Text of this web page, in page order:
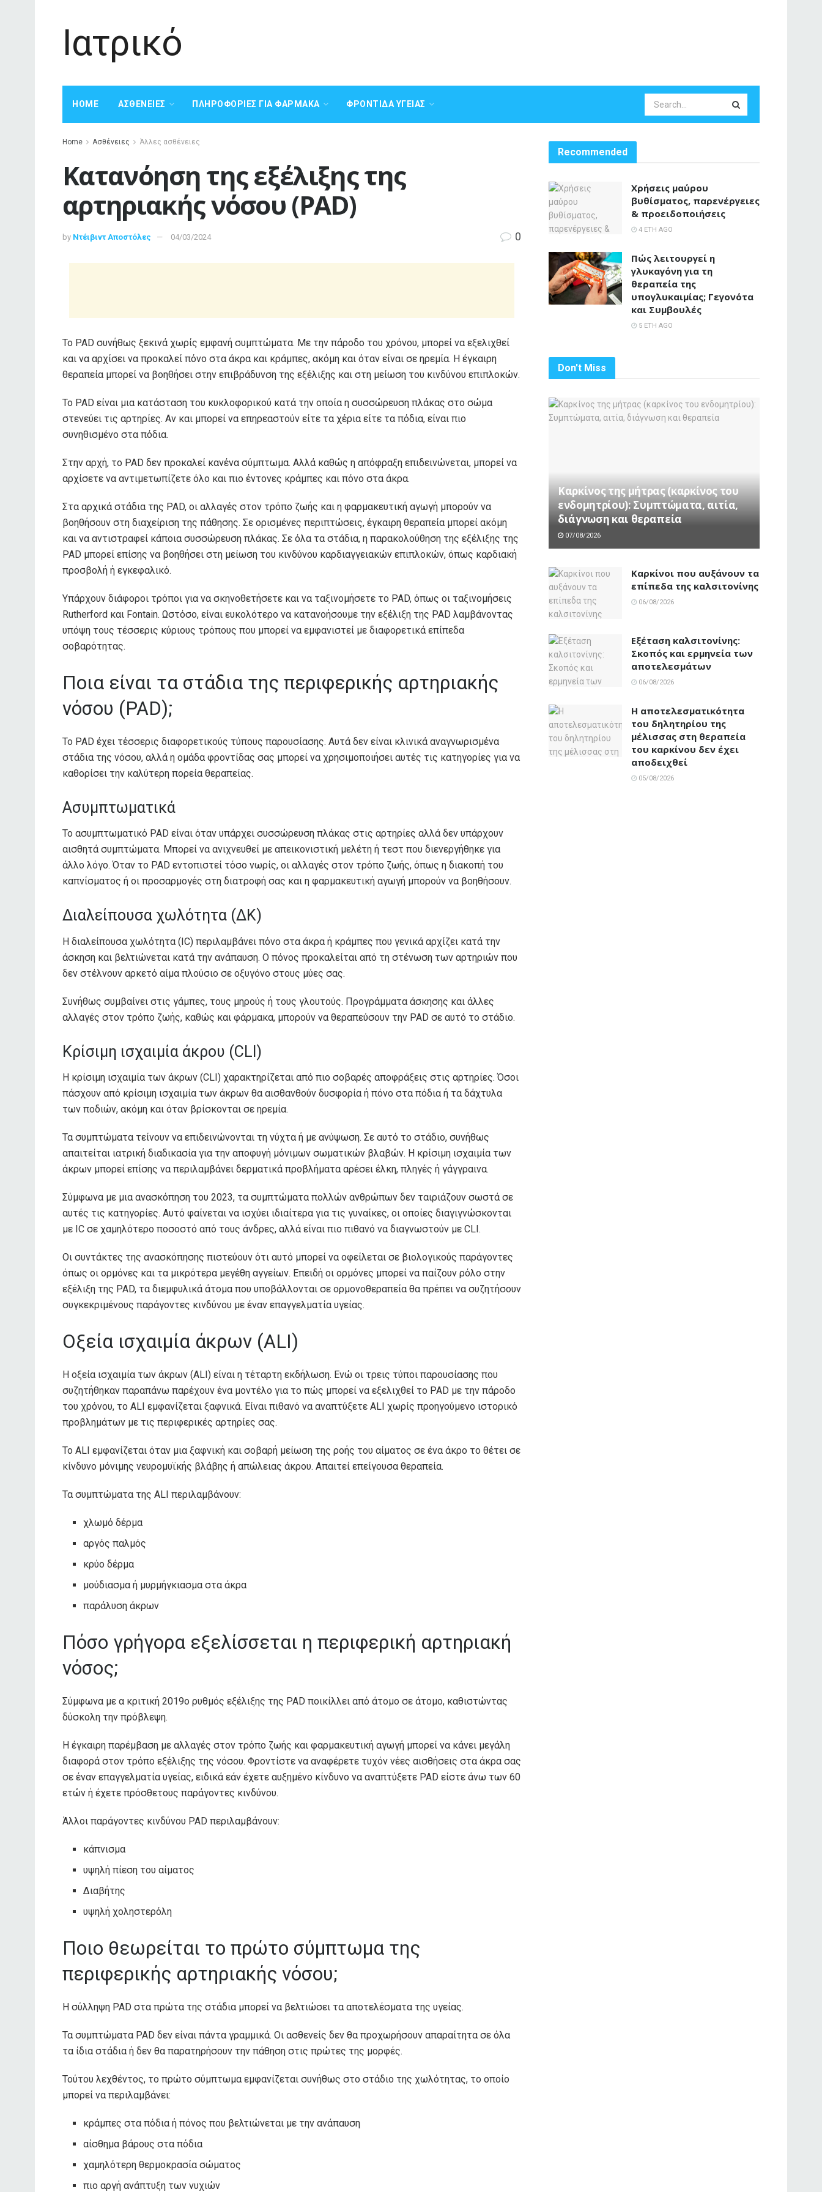
Ιατρικό
HOME ΑΣΘΈΝΕΙΕΣ ΠΛΗΡΟΦΟΡΊΕΣ ΓΙΑ ΦΆΡΜΑΚΑ ΦΡΟΝΤΊΔΑ ΥΓΕΊΑΣ
Home Ασθένειες Άλλες ασθένειες
Κατανόηση της εξέλιξης της
αρτηριακής νόσου (PAD)
by Ντέιβιντ Αποστόλες 04/03/2024 0
Το PAD συνήθως ξεκινά χωρίς εμφανή συμπτώματα. Με την πάροδο του χρόνου, μπορεί να εξελιχθεί
και να αρχίσει να προκαλεί πόνο στα άκρα και κράμπες, ακόμη και όταν είναι σε ηρεμία. Η έγκαιρη
θεραπεία μπορεί να βοηθήσει στην επιβράδυνση της εξέλιξης και στη μείωση του κινδύνου επιπλοκών.
Το PAD είναι μια κατάσταση του κυκλοφορικού κατά την οποία η συσσώρευση πλάκας στο σώμα
στενεύει τις αρτηρίες. Αν και μπορεί να επηρεαστούν είτε τα χέρια είτε τα πόδια, είναι πιο
συνηθισμένο στα πόδια.
Στην αρχή, το PAD δεν προκαλεί κανένα σύμπτωμα. Αλλά καθώς η απόφραξη επιδεινώνεται, μπορεί να
αρχίσετε να αντιμετωπίζετε όλο και πιο έντονες κράμπες και πόνο στα άκρα.
Στα αρχικά στάδια της PAD, οι αλλαγές στον τρόπο ζωής και η φαρμακευτική αγωγή μπορούν να
βοηθήσουν στη διαχείριση της πάθησης. Σε ορισμένες περιπτώσεις, έγκαιρη θεραπεία μπορεί ακόμη
και να αντιστραφεί κάποια συσσώρευση πλάκας. Σε όλα τα στάδια, η παρακολούθηση της εξέλιξης της
PAD μπορεί επίσης να βοηθήσει στη μείωση του κινδύνου καρδιαγγειακών επιπλοκών, όπως καρδιακή
προσβολή ή εγκεφαλικό.
Υπάρχουν διάφοροι τρόποι για να σκηνοθετήσετε και να ταξινομήσετε το PAD, όπως οι ταξινομήσεις
Rutherford και Fontain. Ωστόσο, είναι ευκολότερο να κατανοήσουμε την εξέλιξη της PAD λαμβάνοντας
υπόψη τους τέσσερις κύριους τρόπους που μπορεί να εμφανιστεί με διαφορετικά επίπεδα
σοβαρότητας.
Ποια είναι τα στάδια της περιφερικής αρτηριακής
νόσου (PAD);
Το PAD έχει τέσσερις διαφορετικούς τύπους παρουσίασης. Αυτά δεν είναι κλινικά αναγνωρισμένα
στάδια της νόσου, αλλά η ομάδα φροντίδας σας μπορεί να χρησιμοποιήσει αυτές τις κατηγορίες για να
καθορίσει την καλύτερη πορεία θεραπείας.
Ασυμπτωματικά
Το ασυμπτωματικό PAD είναι όταν υπάρχει συσσώρευση πλάκας στις αρτηρίες αλλά δεν υπάρχουν
αισθητά συμπτώματα. Μπορεί να ανιχνευθεί με απεικονιστική μελέτη ή τεστ που διενεργήθηκε για
άλλο λόγο. Όταν το PAD εντοπιστεί τόσο νωρίς, οι αλλαγές στον τρόπο ζωής, όπως η διακοπή του
καπνίσματος ή οι προσαρμογές στη διατροφή σας και η φαρμακευτική αγωγή μπορούν να βοηθήσουν.
Διαλείπουσα χωλότητα (ΔΚ)
Η διαλείπουσα χωλότητα (IC) περιλαμβάνει πόνο στα άκρα ή κράμπες που γενικά αρχίζει κατά την
άσκηση και βελτιώνεται κατά την ανάπαυση. Ο πόνος προκαλείται από τη στένωση των αρτηριών που
δεν στέλνουν αρκετό αίμα πλούσιο σε οξυγόνο στους μύες σας.
Συνήθως συμβαίνει στις γάμπες, τους μηρούς ή τους γλουτούς. Προγράμματα άσκησης και άλλες
αλλαγές στον τρόπο ζωής, καθώς και φάρμακα, μπορούν να θεραπεύσουν την PAD σε αυτό το στάδιο.
Κρίσιμη ισχαιμία άκρου (CLI)
Η κρίσιμη ισχαιμία των άκρων (CLI) χαρακτηρίζεται από πιο σοβαρές αποφράξεις στις αρτηρίες. Όσοι
πάσχουν από κρίσιμη ισχαιμία των άκρων θα αισθανθούν δυσφορία ή πόνο στα πόδια ή τα δάχτυλα
των ποδιών, ακόμη και όταν βρίσκονται σε ηρεμία.
Τα συμπτώματα τείνουν να επιδεινώνονται τη νύχτα ή με ανύψωση. Σε αυτό το στάδιο, συνήθως
απαιτείται ιατρική διαδικασία για την αποφυγή μόνιμων σωματικών βλαβών. Η κρίσιμη ισχαιμία των
άκρων μπορεί επίσης να περιλαμβάνει δερματικά προβλήματα αρέσει έλκη, πληγές ή γάγγραινα.
Σύμφωνα με μια ανασκόπηση του 2023, τα συμπτώματα πολλών ανθρώπων δεν ταιριάζουν σωστά σε
αυτές τις κατηγορίες. Αυτό φαίνεται να ισχύει ιδιαίτερα για τις γυναίκες, οι οποίες διαγιγνώσκονται
με IC σε χαμηλότερο ποσοστό από τους άνδρες, αλλά είναι πιο πιθανό να διαγνωστούν με CLI.
Οι συντάκτες της ανασκόπησης πιστεύουν ότι αυτό μπορεί να οφείλεται σε βιολογικούς παράγοντες
όπως οι ορμόνες και τα μικρότερα μεγέθη αγγείων. Επειδή οι ορμόνες μπορεί να παίζουν ρόλο στην
εξέλιξη της PAD, τα διεμφυλικά άτομα που υποβάλλονται σε ορμονοθεραπεία θα πρέπει να συζητήσουν
συγκεκριμένους παράγοντες κινδύνου με έναν επαγγελματία υγείας.
Οξεία ισχαιμία άκρων (ALI)
Η οξεία ισχαιμία των άκρων (ALI) είναι η τέταρτη εκδήλωση. Ενώ οι τρεις τύποι παρουσίασης που
συζητήθηκαν παραπάνω παρέχουν ένα μοντέλο για το πώς μπορεί να εξελιχθεί το PAD με την πάροδο
του χρόνου, το ALI εμφανίζεται ξαφνικά. Είναι πιθανό να αναπτύξετε ALI χωρίς προηγούμενο ιστορικό
προβλημάτων με τις περιφερικές αρτηρίες σας.
Το ALI εμφανίζεται όταν μια ξαφνική και σοβαρή μείωση της ροής του αίματος σε ένα άκρο το θέτει σε
κίνδυνο μόνιμης νευρομυϊκής βλάβης ή απώλειας άκρου. Απαιτεί επείγουσα θεραπεία.
Τα συμπτώματα της ALI περιλαμβάνουν:
χλωμό δέρμα
αργός παλμός
κρύο δέρμα
μούδιασμα ή μυρμήγκιασμα στα άκρα
παράλυση άκρων
Πόσο γρήγορα εξελίσσεται η περιφερική αρτηριακή
νόσος;
Σύμφωνα με α κριτική 2019ο ρυθμός εξέλιξης της PAD ποικίλλει από άτομο σε άτομο, καθιστώντας
δύσκολη την πρόβλεψη.
Η έγκαιρη παρέμβαση με αλλαγές στον τρόπο ζωής και φαρμακευτική αγωγή μπορεί να κάνει μεγάλη
διαφορά στον τρόπο εξέλιξης της νόσου. Φροντίστε να αναφέρετε τυχόν νέες αισθήσεις στα άκρα σας
σε έναν επαγγελματία υγείας, ειδικά εάν έχετε αυξημένο κίνδυνο να αναπτύξετε PAD είστε άνω των 60
ετών ή έχετε πρόσθετους παράγοντες κινδύνου.
Άλλοι παράγοντες κινδύνου PAD περιλαμβάνουν:
κάπνισμα
υψηλή πίεση του αίματος
Διαβήτης
υψηλή χοληστερόλη
Ποιο θεωρείται το πρώτο σύμπτωμα της
περιφερικής αρτηριακής νόσου;
Η σύλληψη PAD στα πρώτα της στάδια μπορεί να βελτιώσει τα αποτελέσματα της υγείας.
Τα συμπτώματα PAD δεν είναι πάντα γραμμικά. Οι ασθενείς δεν θα προχωρήσουν απαραίτητα σε όλα
τα ίδια στάδια ή δεν θα παρατηρήσουν την πάθηση στις πρώτες της μορφές.
Τούτου λεχθέντος, το πρώτο σύμπτωμα εμφανίζεται συνήθως στο στάδιο της χωλότητας, το οποίο
μπορεί να περιλαμβάνει:
κράμπες στα πόδια ή πόνος που βελτιώνεται με την ανάπαυση
αίσθημα βάρους στα πόδια
χαμηλότερη θερμοκρασία σώματος
πιο αργή ανάπτυξη των νυχιών
Recommended
Χρήσεις μαύρου
βυθίσματος, παρενέργειες
& προειδοποιήσεις
4 ΈΤΗ AGO
Πώς λειτουργεί η
γλυκαγόνη για τη
θεραπεία της
υπογλυκαιμίας; Γεγονότα
και Συμβουλές
5 ΈΤΗ AGO
Don't Miss
Καρκίνος της μήτρας (καρκίνος του
ενδομητρίου): Συμπτώματα, αιτία,
διάγνωση και θεραπεία
07/08/2026
Καρκίνοι που αυξάνουν τα
επίπεδα της καλσιτονίνης
06/08/2026
Εξέταση καλσιτονίνης:
Σκοπός και ερμηνεία των
αποτελεσμάτων
06/08/2026
Η αποτελεσματικότητα
του δηλητηρίου της
μέλισσας στη θεραπεία
του καρκίνου δεν έχει
αποδειχθεί
05/08/2026